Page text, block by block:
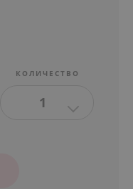
КОЛИЧЕСТВО
1